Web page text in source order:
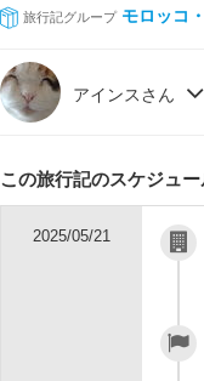
旅行記グループ モロッコ
アインスさん
この旅行記のスケジュー
2025/05/21